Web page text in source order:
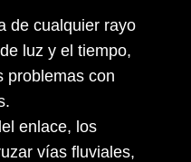
de cualquier rayo
luz y el tiempo,
problemas con
enlace, los
vías fluviales,